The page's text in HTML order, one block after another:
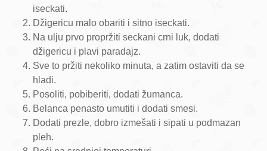
iseckati.
Džigericu malo obariti i sitno iseckati.
Na ulju prvo propržiti seckani crni luk, dodati
džigericu i plavi paradajz.
Sve to pržiti nekoliko minuta, a zatim ostaviti da se
hladi.
Posoliti, pobiberiti, dodati žumanca.
Belanca penasto umutiti i dodati smesi.
Dodati prezle, dobro izmešati i sipati u podmazan
pleh.